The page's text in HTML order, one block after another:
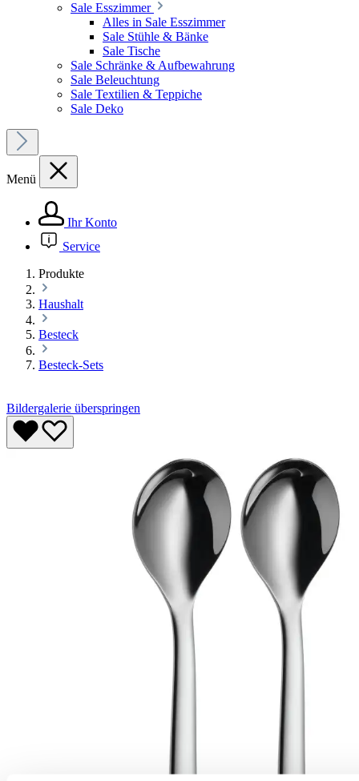
Sale Esszimmer
Alles in Sale Esszimmer
Sale Stühle & Bänke
Sale Tische
Sale Schränke & Aufbewahrung
Sale Beleuchtung
Sale Textilien & Teppiche
Sale Deko
Menü
Ihr Konto
Service
Produkte
Haushalt
Besteck
Besteck-Sets
Bildergalerie überspringen